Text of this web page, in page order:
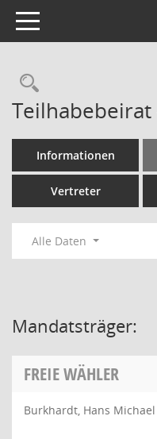
Toggle navigation
Informationen
Vertreter
Alle Daten
Mandatsträger:
FREIE WÄHLER
Burkhardt, Hans Michael